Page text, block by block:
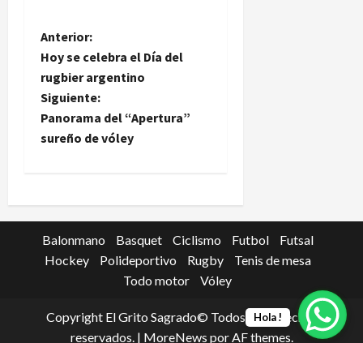
N
a
v
e
a
c
ó
Anterior:
Hoy se celebra el Día del
rugbier argentino
Siguiente:
Panorama del “Apertura”
sureño de vóley
Balonmano Basquet Ciclismo Futbol
Futsal
Hockey
Polideportivo Rugby
Tenis de mesa
Todo motor
Vóley
Copyright El Grito Sagrado© Todos los derechos
reservados. | MoreNews por AF themes.
Hola !